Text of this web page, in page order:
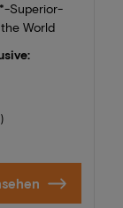
Superior-
World